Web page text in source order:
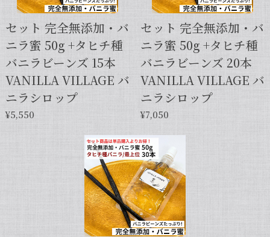
【本数多いほど1本価格がお得！】【サイズだけ訳ありグレード 12cm・バニラビーンズ・5本】
2025/01/05
発送が早くて助かりました。 バニラの香りも良かっ
この度は当店をご利用いただきまして、
誠にありがとうございます！こちらこそ
スムーズなお取引をしていただき感謝申
し上げます。また機会がございました
ら、キャラメルのように甘くほのかに香
るブルボン種バニラもお試しくださいま
せ。今後とも当店を何卒よろしくお願い
申し上げます。
セット 完全無添加・バ
ニラ蜜 50g +タヒチ種
バニラビーンズ 15本
VANILLA VILLAGE バ
ニラシロップ
¥5,550
セット 完全無添加・バ
ニラ蜜 50g +タヒチ種
バニラビーンズ 20本
VANILLA VILLAGE バ
ニラシロップ
¥7,050